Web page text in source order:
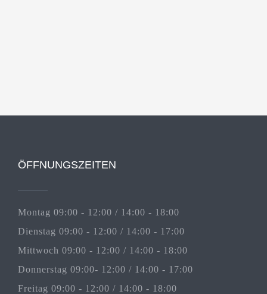
ÖFFNUNGSZEITEN
Montag 09:00 - 12:00 / 14:00 - 18:00
Dienstag 09:00 - 12:00 / 14:00 - 17:00
Mittwoch 09:00 - 12:00 / 14:00 - 18:00
Donnerstag 09:00- 12:00 / 14:00 - 17:00
Freitag 09:00 - 12:00 / 14:00 - 18:00